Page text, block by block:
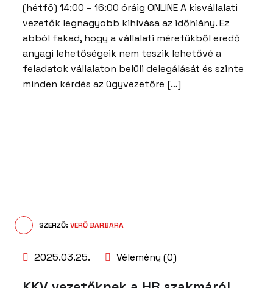
(hétfő) 14:00 – 16:00 óráig ONLINE A kisvállalati
vezetők legnagyobb kihívása az időhiány. Ez
abból fakad, hogy a vállalati méretükből eredő
anyagi lehetőségeik nem teszik lehetővé a
feladatok vállalaton belüli delegálását és szinte
minden kérdés az ügyvezetőre […]
SZERZŐ: VERŐ BARBARA
2025.03.25. Vélemény (0)